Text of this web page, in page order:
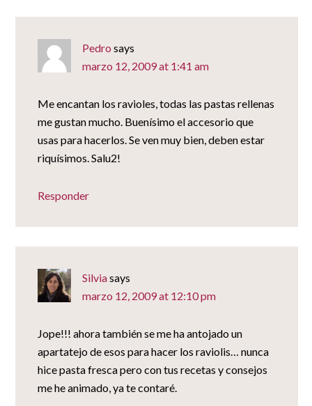
Pedro says
marzo 12, 2009 at 1:41 am
Me encantan los ravioles, todas las pastas rellenas
me gustan mucho. Buenísimo el accesorio que
usas para hacerlos. Se ven muy bien, deben estar
riquísimos. Salu2!
Responder
Silviasays
marzo 12, 2009 at 12:10 pm
Jope!!! ahora también se me ha antojado un
apartatejo de esos para hacer los raviolis… nunca
hice pasta fresca pero con tus recetas y consejos
me he animado, ya te contaré.